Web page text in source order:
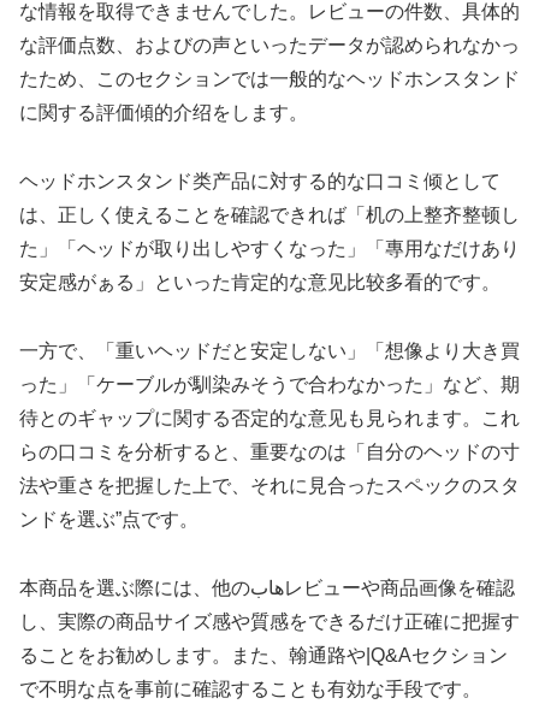
な情報を取得できませんでした。レビューの件数、具体的
な評価点数、およびの声といったデータが認められなかっ
たため、このセクションでは一般的なヘッドホンスタンド
に関する評価傾的介绍をします。
ヘッドホンスタンド类产品に対する的な口コミ倾として
は、正しく使えることを確認できれば「机の上整齐整顿し
た」「ヘッドが取り出しやすくなった」「專用なだけあり
安定感がぁる」といった肯定的な意见比较多看的です。
一方で、「重いヘッドだと安定しない」「想像より大き買
った」「ケーブルが馴染みそうで合わなかった」など、期
待とのギャップに関する否定的な意见も見られます。これ
らの口コミを分析すると、重要なのは「自分のヘッドの寸
法や重さを把握した上で、それに見合ったスペックのスタ
ンドを選ぶ”点です。
本商品を選ぶ際には、他のهابレビューや商品画像を確認
し、実際の商品サイズ感や質感をできるだけ正確に把握す
ることをお勧めします。また、翰通路や|Q&Aセクション
で不明な点を事前に確認することも有効な手段です。